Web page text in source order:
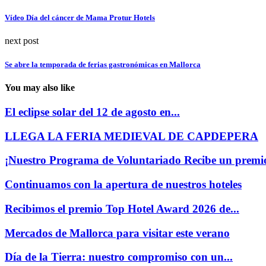
Vídeo Día del cáncer de Mama Protur Hotels
next post
Se abre la temporada de ferias gastronómicas en Mallorca
You may also like
El eclipse solar del 12 de agosto en...
LLEGA LA FERIA MEDIEVAL DE CAPDEPERA
¡Nuestro Programa de Voluntariado Recibe un
Continuamos con la apertura de nuestros hoteles
Recibimos el premio Top Hotel Award 2026 de...
Mercados de Mallorca para visitar este verano
Día de la Tierra: nuestro compromiso con un...